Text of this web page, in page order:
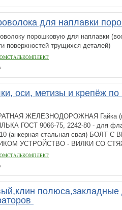
для наплавки
порошковую для наплавки
поверхностей трущихся деталей)
оси, метизы и крепёж по
ЖЕЛЕЗНОДОРОЖНАЯ Гайка
ГОСТ 9066-75, 2242-80 - для
(анкерная стальная свая) БОЛТ
УСТРОЙСТВО - ВИЛКИ СО
полюса,закладные